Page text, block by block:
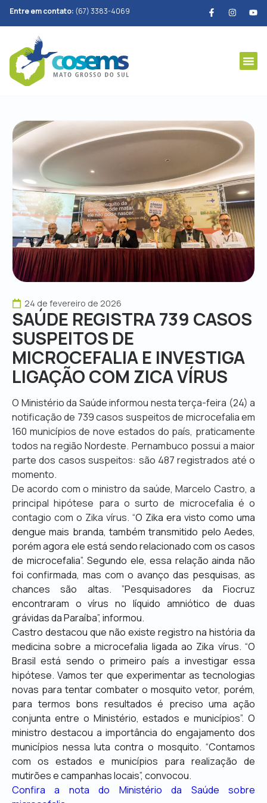
Entre em contato: (67) 3383-4069
24 de fevereiro de 2026
SAÚDE REGISTRA 739 CASOS
SUSPEITOS DE
MICROCEFALIA E INVESTIGA
LIGAÇÃO COM ZICA VÍRUS
O Ministério da Saúdeinformou nesta terça-feira (24) a
notificação de 739 casos suspeitos de microcefalia em
160 municípios de nove estados do país, praticamente
todos na região Nordeste. Pernambuco possui a maior
parte dos casos suspeitos: são 487 registrados até o
momento.
De acordo com o ministro da saúde, Marcelo Castro, a
principal hipótese para o surto de microcefalia é o
contagio com o Zika vírus. “O Zika era visto como uma
dengue mais branda, também transmitido pelo Aedes,
porém agora ele está sendo relacionado com os casos
de microcefalia”. Segundo ele, essa relação ainda não
foi confirmada, mas com o avanço das pesquisas, as
chances são altas. ”Pesquisadores da Fiocruz
encontraram o vírus no líquido amniótico de duas
grávidas da Paraíba”, informou.
Castro destacou que não existe registro na história da
medicina sobre a microcefalia ligada ao Zika vírus. “O
Brasil está sendo o primeiro país a investigar essa
hipótese. Vamos ter que experimentar as tecnologias
novas para tentar combater o mosquito vetor, porém,
para termos bons resultados é preciso uma ação
conjunta entre o Ministério, estados e municípios”. O
ministro destacou a importância do engajamento dos
municípios nessa luta contra o mosquito. “Contamos
com os estados e municípios para realização de
mutirões e campanhas locais”, convocou.
Confira a nota do Ministério da Saúde sobre